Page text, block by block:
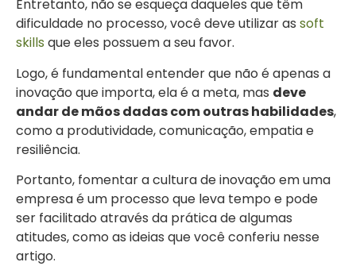
Entretanto, não se esqueça daqueles que têm
dificuldade no processo, você deve utilizar as soft
skills que eles possuem a seu favor.
Logo, é fundamental entender que não é apenas a
inovação que importa, ela é a meta, mas deve
andar de mãos dadas com outras habilidades,
como a produtividade, comunicação, empatia e
resiliência.
Portanto, fomentar a cultura de inovação em uma
empresa é um processo que leva tempo e pode
ser facilitado através da prática de algumas
atitudes, como as ideias que você conferiu nesse
artigo.